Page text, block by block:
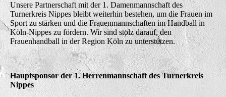
Unsere Partnerschaft mit der 1. Damenmannschaft des
Turnerkreis Nippes bleibt weiterhin bestehen, um die Frauen im
Sport zu stärken und die Frauenmannschaften im Handball in
Köln-Nippes zu fördern. Wir sind stolz darauf, den
Frauenhandball in der Region Köln zu unterstützen.
Hauptsponsor der 1. Herrenmannschaft des Turnerkreis
Nippes